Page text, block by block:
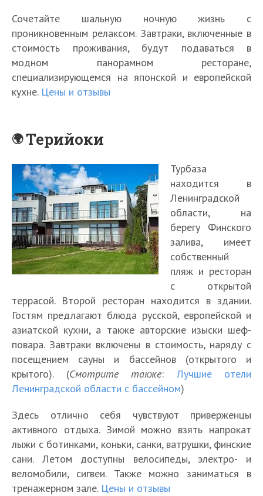
Сочетайте шальную ночную жизнь с
проникновенным релаксом. Завтраки, включенные в
стоимость проживания, будут подаваться в
модном панорамном ресторане,
специализирующемся на японской и европейской
кухне. Цены и отзывы
Терийоки
Турбаза
находится в
Ленинградской
области, на
берегу Финского
залива, имеет
собственный
пляж и ресторан
с открытой
террасой. Второй ресторан находится в здании.
Гостям предлагают блюда русской, европейской и
азиатской кухни, а также авторские изыски шеф-
повара. Завтраки включены в стоимость, наряду с
посещением сауны и бассейнов (открытого и
крытого). (Смотрите также: Лучшие отели
Ленинградской области с бассейном)
Здесь отлично себя чувствуют приверженцы
активного отдыха. Зимой можно взять напрокат
лыжи с ботинками, коньки, санки, ватрушки, финские
сани. Летом доступны велосипеды, электро- и
веломобили, сигвеи. Также можно заниматься в
тренажерном зале. Цены и отзывы